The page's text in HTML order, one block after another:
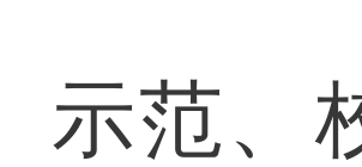
示范、